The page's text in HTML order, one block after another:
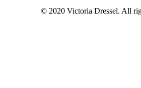
| © 2020 Victoria Dressel. All